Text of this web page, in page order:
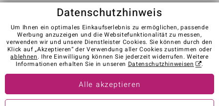
Karriere AGB Datenschutz Cookies
Impressum
Kontakt
Vertrag widerrufen
Visit our stores in other countries:
Datenschutzhinweis
Um Ihnen ein optimales Einkaufserlebnis zu ermöglichen, passende
Werbung anzuzeigen und die Websitefunktionalität zu messen,
verwenden wir und unsere Dienstleister Cookies. Sie können durch den
Klick auf „Akzeptieren“ der Verwendung aller Cookies zustimmen oder
ablehnen. Ihre Einwilligung können Sie jederzeit widerrufen. Weitere
Informationen erhalten Sie in unseren Datenschutzhinweisen .
Alle akzeptieren